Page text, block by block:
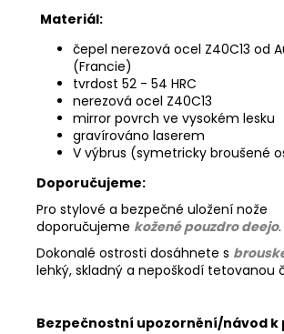
Materiál:
čepel nerezová ocel Z40C13 od
(Francie)
tvrdost 52 - 54 HRC
nerezová ocel Z40C13
mirror povrch ve vysokém lesku
gravírováno laserem
V výbrus (symetricky broušené
Doporučujeme:
Pro stylové a bezpečné uložení nože
doporučujeme kožené pouzdro deejo.
Dokonalé ostrosti dosáhnete s
lehký, skladný a nepoškodí tetovanou
Bezpečnostní upozornění/návod k